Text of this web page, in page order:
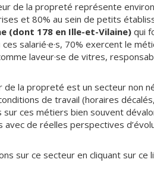
de la propreté représente environ
et 80% au sein de petits
(dont 178 en Ille-et-Vilaine) qui
ces salarié·e·s, 70% exercent le
laveur·se de vitres,
la propreté est un secteur non
de travail (horaires
ces métiers bien souvent
avec de réelles perspectives
sur ce secteur en cliquant sur ce